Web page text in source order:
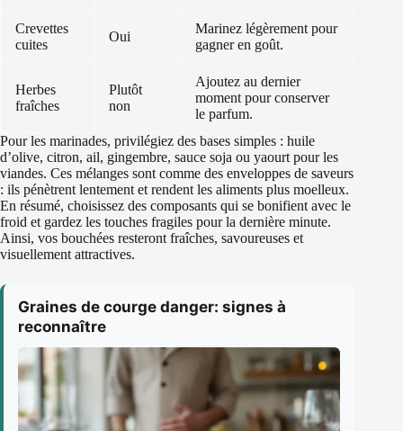
Crevettes
cuites
Oui
Marinez légèrement pour
gagner en goût.
Herbes
fraîches
Plutôt
non
Ajoutez au dernier
moment pour conserver
le parfum.
Pour les marinades, privilégiez des bases simples : huile
d’olive, citron, ail, gingembre, sauce soja ou yaourt pour les
viandes. Ces mélanges sont comme des enveloppes de saveurs
: ils pénètrent lentement et rendent les aliments plus moelleux.
En résumé, choisissez des composants qui se bonifient avec le
froid et gardez les touches fragiles pour la dernière minute.
Ainsi, vos bouchées resteront fraîches, savoureuses et
visuellement attractives.
Graines de courge danger: signes à
reconnaître